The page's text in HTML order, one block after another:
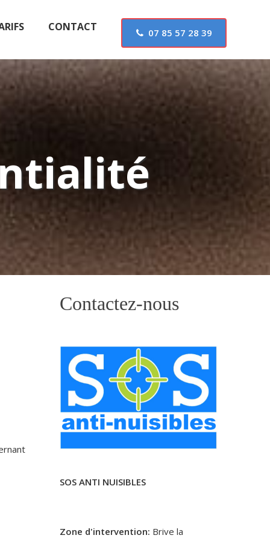
CONTACT 07 85 57 28 39
Contactez-nous
SOS ANTI NUISIBLES
Zone d'intervention: Brive la